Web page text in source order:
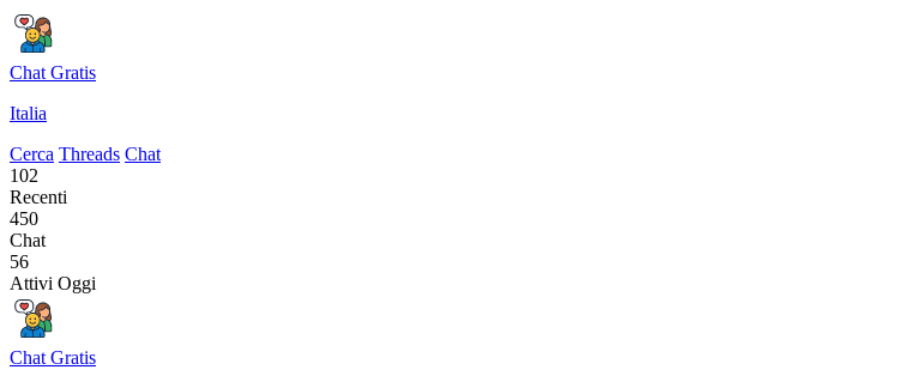
Chat Gratis
Italia
Cerca Threads Chat
102
Recenti
450
Chat
56
Attivi Oggi
Chat Gratis